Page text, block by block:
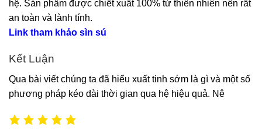
hệ. Sản phẩm được chiết xuất 100% từ thiên nhiên nên rất
an toàn và lành tính.
Link tham khảo sìn sú
Kết Luận
Qua bài viết chúng ta đã hiểu xuất tinh sớm là gì và một số
phương pháp kéo dài thời gian qua hệ hiệu quả. Nê